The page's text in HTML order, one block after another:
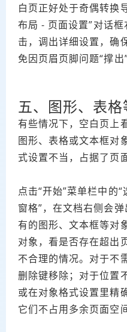
白页正好处于奇偶转换
布局 - 页面设置”对话框
击，调出详细设置，确
免因页眉页脚问题“撑出
五、图形、表
有些情况下，空白页上
图形、表格或文本框对
式设置不当，占据了页
点击“开始”菜单栏中的
窗格”，在文档右侧会
有的图形、文本框等对
对象，看是否存在超出
不合理的情况。对于不
删除键移除；对于位置
或在对象格式设置里精
它们不占用多余页面空